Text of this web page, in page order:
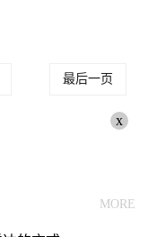
最后一页
x
MORE